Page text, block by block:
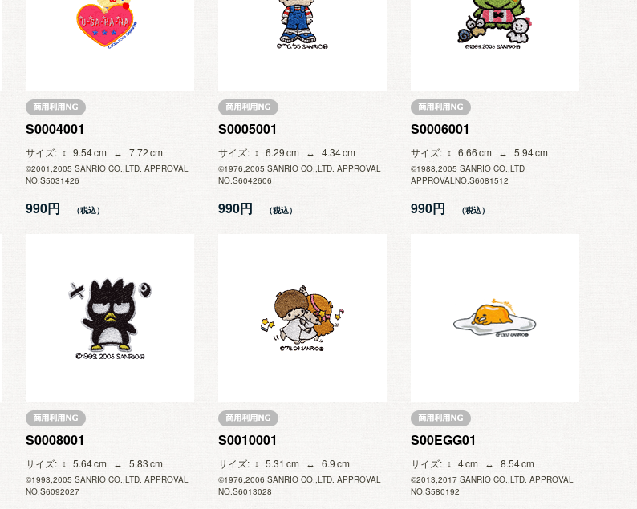
S0004001
サイズ 9.54 7.72
©2001,2005 SANRIO CO.,LTD. APPROVAL
NO.S5031426
990円
S0005001
サイズ 6.29 4.34
©1976,2005 SANRIO CO.,LTD. APPROVAL
NO.S6042606
990円
S0006001
サイズ 6.66 5.94
©1988,2005 SANRIO CO.,LTD
APPROVALNO.S6081512
990円
S0008001
サイズ 5.64 5.83
©1993,2005 SANRIO CO.,LTD. APPROVAL
NO.S6092027
S0010001
サイズ 5.31 6.9
©1976,2006 SANRIO CO.,LTD. APPROVAL
NO.S6013028
S00EGG01
サイズ 4 8.54
©2013,2017 SANRIO CO.,LTD. APPROVAL
NO.S580192